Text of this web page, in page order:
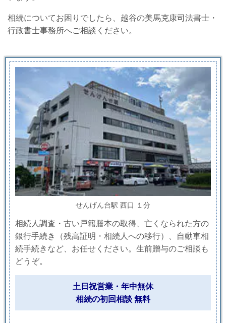
相続についてお困りでしたら、越谷の美馬克康司法書士・
行政書士事務所へご相談ください。
せんげん台駅 西口 １分
相続人調査・古い戸籍謄本の取得、亡くなられた方の
銀行手続き（残高証明・相続人への移行）、自動車相
続手続きなど、お任せください。生前贈与のご相談も
どうぞ。
土日祝営業・年中無休
相続の初回相談 無料